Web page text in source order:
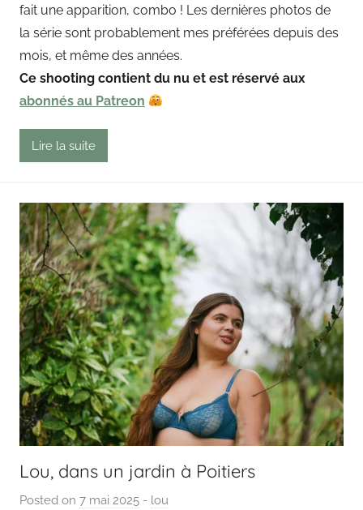
n
g
o
u
t
fait une apparition, combo ! Les dernières photos de
la série sont probablement mes préférées depuis des
mois, et même des années.
Ce shooting contient du nu et est réservé aux
abonnés au Patreon
Lire la suite
Lou, dans un jardin à Poitiers
Posted on 7 mai 2025 b- lou